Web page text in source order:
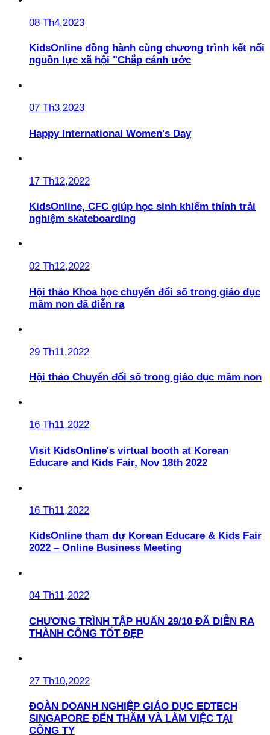
08 Th4,2023
KidsOnline đồng hành cùng chương trình kết nối
nguồn lực xã hội "Chắp cánh ước
07 Th3,2023
Happy International Women's Day
17 Th12,2022
KidsOnline, CFC giúp học sinh khiếm thính trải
nghiệm skateboarding
02 Th12,2022
Hội thảo Khoa học chuyển đổi số trong giáo dục
mầm non đã diễn ra
29 Th11,2022
Hội thảo Chuyển đổi số trong giáo dục mầm non
16 Th11,2022
Visit KidsOnline's virtual booth at Korean
Educare and Kids Fair, Nov 18th 2022
16 Th11,2022
KidsOnline tham dự Korean Educare & Kids Fair
2022 – Online Business Meeting
04 Th11,2022
CHƯƠNG TRÌNH TẬP HUẤN 29/10 ĐÃ DIỄN RA
THÀNH CÔNG TỐT ĐẸP
27 Th10,2022
ĐOÀN DOANH NGHIỆP GIÁO DỤC EDTECH
SINGAPORE ĐẾN THĂM VÀ LÀM VIỆC TẠI
CÔNG TY